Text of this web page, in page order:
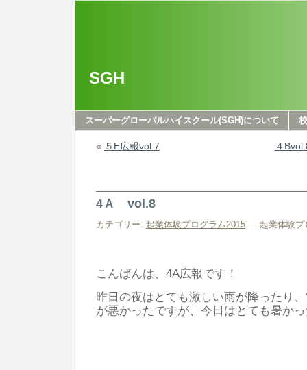
SGH
スーパーグローバルハイスクール(SGH)について
« ５E広報vol.7 ４
4Ａ vol.8
カテゴリー: 起業体験プログラム2015 — 起業体験プ
こんばんは、4A広報です！
昨日の夜はとても激しい雨が降ったり
が悪かったですが、今日はとても暑か